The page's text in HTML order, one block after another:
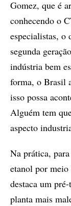
Gomez, que é
conhecendo o
especialistas, o
segunda
indústria bem
forma, o Brasil
isso possa
Alguém tem
aspecto
Na prática,
etanol por meio
destaca um
planta mais